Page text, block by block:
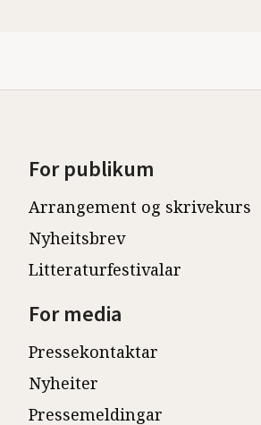
For publikum
Arrangement og skrivekurs
Nyheitsbrev
Litteraturfestivalar
For media
Pressekontaktar
Nyheiter
Pressemeldingar